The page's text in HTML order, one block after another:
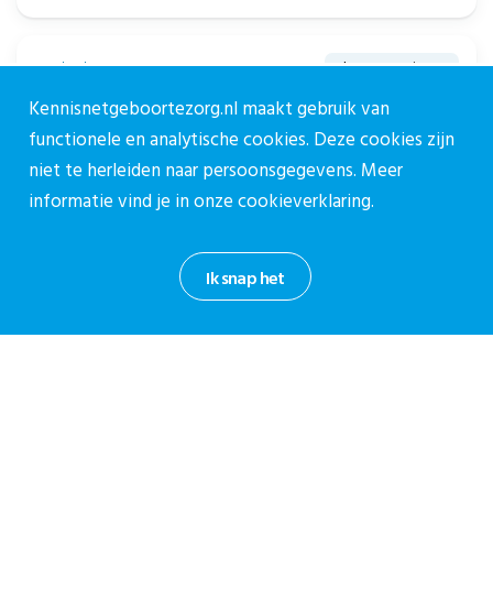
23 oktober 2025 Algemeen nieuws
Terugblik: Webinar Samenwerken in VSV’s is
topsport – van inzicht naar aanpak
1. Over het webinar 2. Webinar terugkijken 3. Gasten Op 5 november
vond het webinar plaats waarin we samen met...
Over CPZ
Ik snap het
Kennisnetgeboortezorg.nl maakt gebruik van
functionele en analytische cookies. Deze cookies zijn
niet te herleiden naar persoonsgegevens. Meer
informatie vind je in onzecookieverklaring.